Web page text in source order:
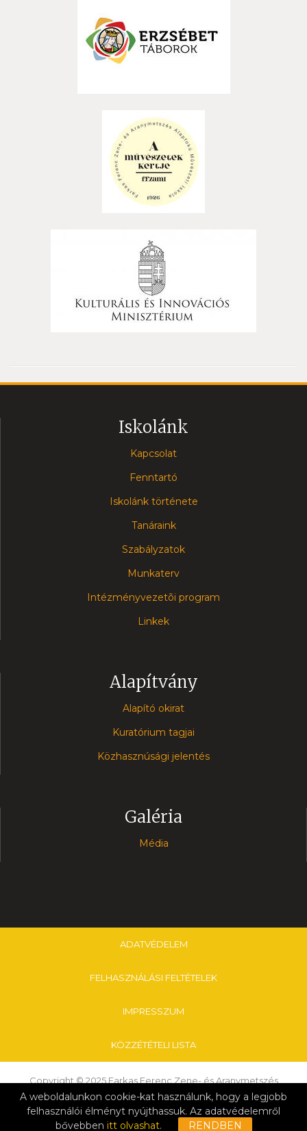
A weboldalunkon cookie-kat használunk, hogy a legjobb
felhasználói élményt nyújthassuk. Az adatvédelemről
bővebben itt olvashat. RENDBEN
Iskolánk
Kapcsolat
Fenntartó
Iskolánk története
Tanáraink
Szabályzatok
Munkaterv
Intézményvezetõi program
Linkek
Alapítvány
Alapító okirat
Kuratórium tagjai
Közhasznúsági jelentés
Galéria
Média
ADATVÉDELEM
FELHASZNÁLÁSI FELTÉTELEK
IMPRESSZUM
KÖZZÉTÉTELI LISTA
Copyright © 2025 Farkas Ferenc Zene- és Aranymetszés
Alapfokú Művészeti Iskola & Nagykanizsai Tankerületi Központ
Kattintson ide a szerkesztéshez.